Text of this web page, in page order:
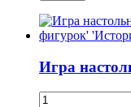
Игра